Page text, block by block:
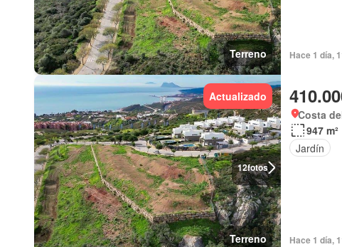
Terreno Hace 1 día,
12fotos
Actualizado
Terreno
Costa
947 m²
Jardín
Hace 1 día,